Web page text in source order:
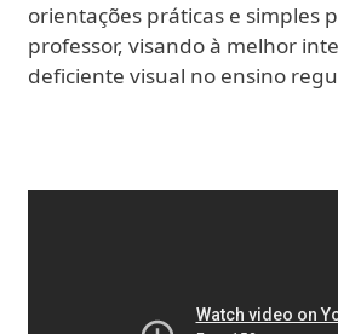
orientações práticas e simples
professor, visando à melhor
deficiente visual no ensino